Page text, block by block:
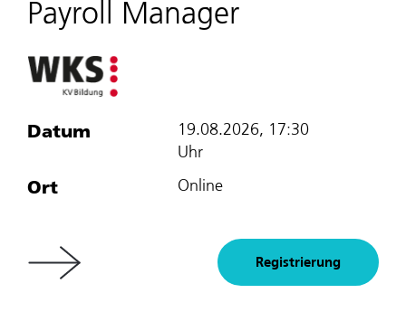
Payroll Manager
Datum
19.08.2026, 17:30
Uhr
Ort Online
Registrierung